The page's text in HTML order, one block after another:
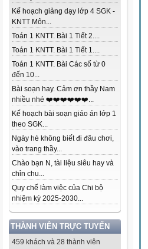
Kế hoạch giảng dạy lớp 4 SGK -
KNTT Môn...
Toán 1 KNTT. Bài 1 Tiết 2....
Toán 1 KNTT. Bài 1 Tiết 1....
Toán 1 KNTT. Bài Các số từ 0
đến 10...
Bài soạn hay. Cảm ơn thầy Nam
nhiều nhé ❤️❤️❤️❤️❤️❤️...
Kế hoạch bài soạn giáo án lớp 1
theo SGK...
Ngày hè không biết đi đâu chơi,
vào trang thầy...
Chào bạn N, tài liệu siêu hay và
chỉn chu...
Quy chế làm việc của Chi bộ
nhiệm kỳ 2025-2030...
THÀNH VIÊN TRỰC TUYẾN
459 khách và 28 thành viên